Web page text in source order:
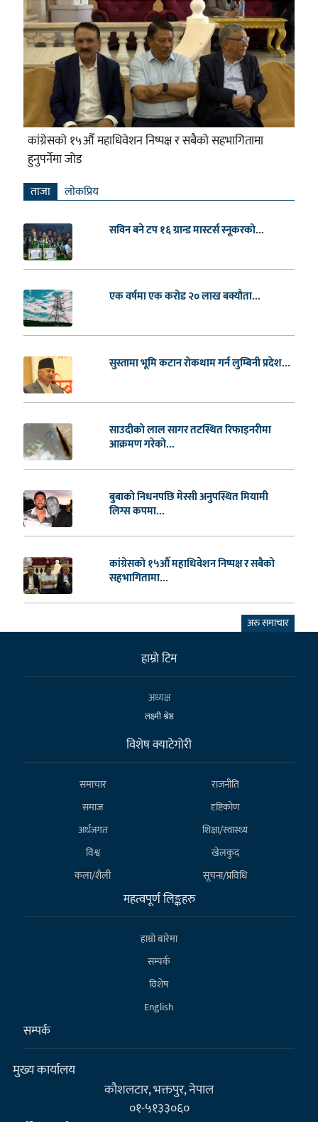
कांग्रेसको १५औँ महाधिवेशन निष्पक्ष र सबैको सहभागितामा
हुनुपर्नेमा जोड
ताजा लाेकप्रिय
सविन बने टप १६ ग्रान्ड मास्टर्स स्नूकरको...
एक वर्षमा एक करोड २० लाख बक्यौता...
सुस्तामा भूमि कटान रोकथाम गर्न लुम्बिनी प्रदेश...
साउदीको लाल सागर तटस्थित रिफाइनरीमा
आक्रमण गरेको...
बुबाको निधनपछि मेस्सी अनुपस्थित मियामी
लिग्स कपमा...
कांग्रेसको १५औँ महाधिवेशन निष्पक्ष र सबैको
सहभागितामा...
अरु समाचार
हाम्राे टिम
अध्यक्ष
लक्ष्मी श्रेष्ठ
विशेष क्याटेगाेरी
समाचार
राजनीति
समाज
दृष्टिकोण
अर्थजगत
शिक्षा/स्वास्थ्य
विश्व
खेलकुद
कला/शैली
सूचना/प्रविधि
महत्वपूर्ण लिङ्कहरु
हाम्राे बारेमा
सम्पर्क
विशेष
English
सम्पर्क
मुख्य कार्यालय
कौशलटार, भक्तपुर, नेपाल
०१-५१३३०६०